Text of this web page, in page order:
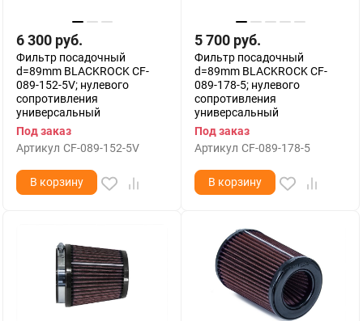
6 300 руб.
Фильтр посадочный
d=89mm BLACKROCK CF-
089-152-5V; нулевого
сопротивления
универсальный
Под заказ
Артикул CF-089-152-5V
В корзину
5 700 руб.
Фильтр посадочный
d=89mm BLACKROCK CF-
089-178-5; нулевого
сопротивления
универсальный
Под заказ
Артикул CF-089-178-5
В корзину